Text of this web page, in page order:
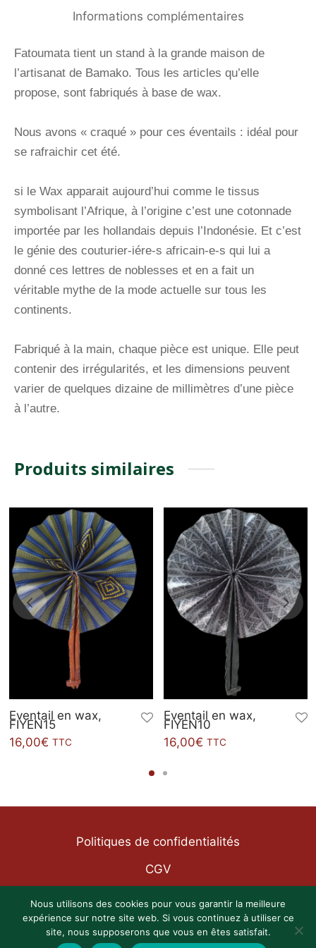
Informations complémentaires
Fatoumata tient un stand à la grande maison de
l’artisanat de Bamako. Tous les articles qu’elle
propose, sont fabriqués à base de wax.
Nous avons « craqué » pour ces éventails : idéal pour
se rafraichir cet été.
si le Wax apparait aujourd’hui comme le tissus
symbolisant l’Afrique, à l’origine c’est une cotonnade
importée par les hollandais depuis l’Indonésie. Et c’est
le génie des couturier-iére-s africain-e-s qui lui a
donné ces lettres de noblesses et en a fait un
véritable mythe de la mode actuelle sur tous les
continents.
Fabriqué à la main, chaque pièce est unique. Elle peut
contenir des irrégularités, et les dimensions peuvent
varier de quelques dizaine de millimètres d’une pièce
à l’autre.
Produits similaires
Eventail en wax,
FIYEN15
16,00€ TTC
Eventail en wax,
FIYEN10
16,00€ TTC
Politiques de confidentialités
CGV
Nous utilisons des cookies pour vous garantir la meilleure
expérience sur notre site web. Si vous continuez à utiliser ce
site, nous supposerons que vous en êtes satisfait.